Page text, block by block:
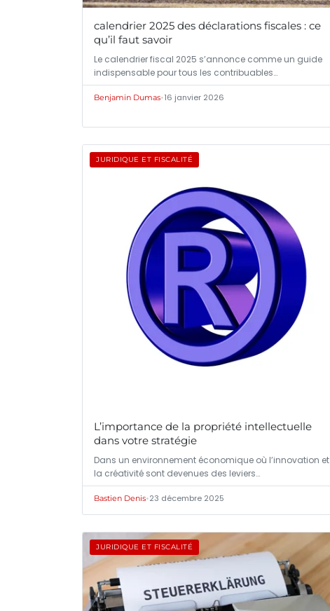
calendrier 2025 des déclarations fiscales : ce
qu’il faut savoir
Le calendrier fiscal 2025 s’annonce comme un guide
indispensable pour tous les contribuables…
Benjamin Dumas•16 janvier 2026
JURIDIQUE ET FISCALITÉ
L’importance de la propriété intellectuelle
dans votre stratégie
Dans un environnement économique où l’innovation et
la créativité sont devenues des leviers…
Bastien Denis•23 décembre 2025
JURIDIQUE ET FISCALITÉ